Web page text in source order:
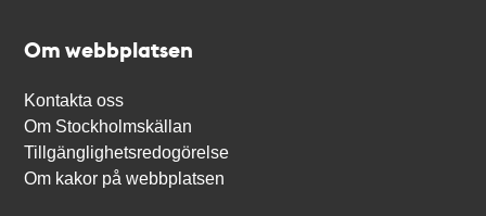
Om webbplatsen
Kontakta oss
Om Stockholmskällan
Tillgänglighetsredogörelse
Om kakor på webbplatsen